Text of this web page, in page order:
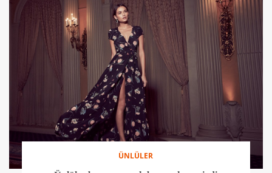
ÜNLÜLER